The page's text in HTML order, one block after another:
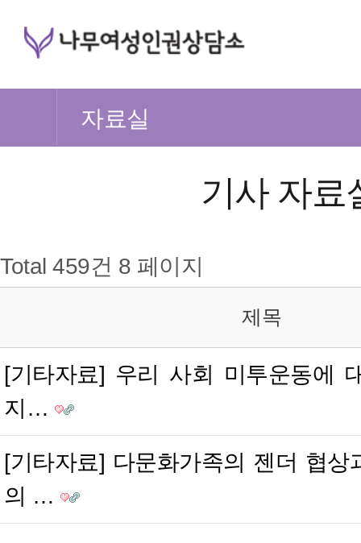
자료실
기사 자료
Total 459건 8 페이지
제목
[기타자료] 우리 사회 미투운동에
지…
[기타자료] 다문화가족의 젠더 협상
의 …